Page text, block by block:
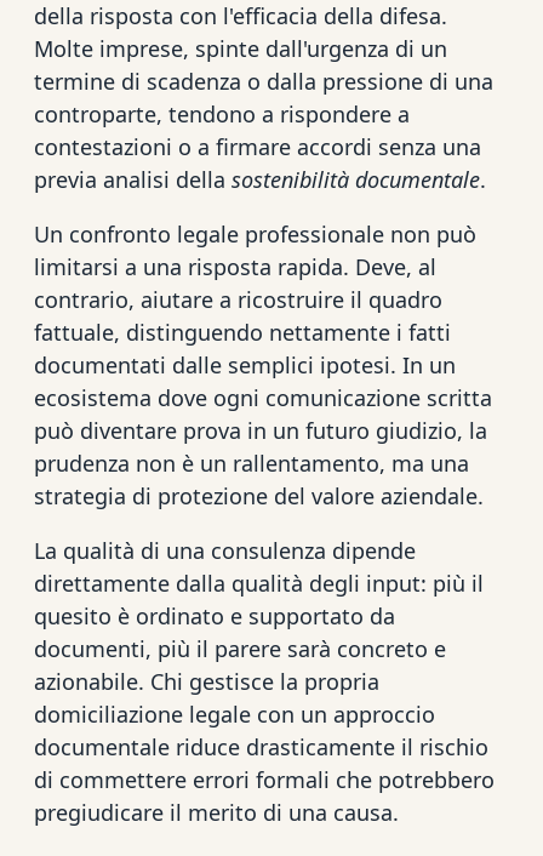
della risposta con l'efficacia della difesa.
Molte imprese, spinte dall'urgenza di un
termine di scadenza o dalla pressione di una
controparte, tendono a rispondere a
contestazioni o a firmare accordi senza una
previa analisi della sostenibilità documentale.
Un confronto legale professionale non può
limitarsi a una risposta rapida. Deve, al
contrario, aiutare a ricostruire il quadro
fattuale, distinguendo nettamente i fatti
documentati dalle semplici ipotesi. In un
ecosistema dove ogni comunicazione scritta
può diventare prova in un futuro giudizio, la
prudenza non è un rallentamento, ma una
strategia di protezione del valore aziendale.
La qualità di una consulenza dipende
direttamente dalla qualità degli input: più il
quesito è ordinato e supportato da
documenti, più il parere sarà concreto e
azionabile. Chi gestisce la propria
domiciliazione legale con un approccio
documentale riduce drasticamente il rischio
di commettere errori formali che potrebbero
pregiudicare il merito di una causa.